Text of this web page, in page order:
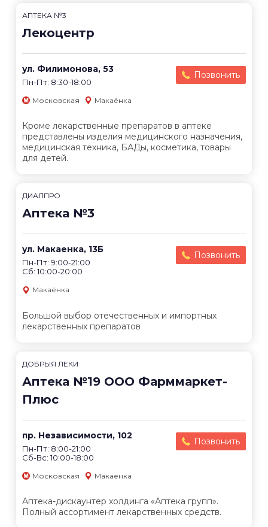
АПТЕКА №3
Лекоцентр
ул. Филимонова, 53
Пн-Пт: 8:30-18:00
Позвонить
Московская Макаёнка
Кроме лекарственные препаратов в аптеке
представлены изделия медицинского назначения,
медицинская техника, БАДы, косметика, товары
для детей.
ДИАЛПРО
Аптека №3
ул. Макаенка, 13Б
Пн-Пт: 9:00-21:00
Сб: 10:00-20:00
Позвонить
Макаёнка
Большой выбор отечественных и импортных
лекарственных препаратов
ДОБРЫЯ ЛЕКИ
Аптека №19 ООО Фарммаркет-
Плюс
пр. Независимости, 102
Пн-Пт: 8:00-21:00
Сб-Вс: 10:00-18:00
Позвонить
Московская Макаёнка
Аптека-дискаунтер холдинга «Аптека групп».
Полный ассортимент лекарственных средств.